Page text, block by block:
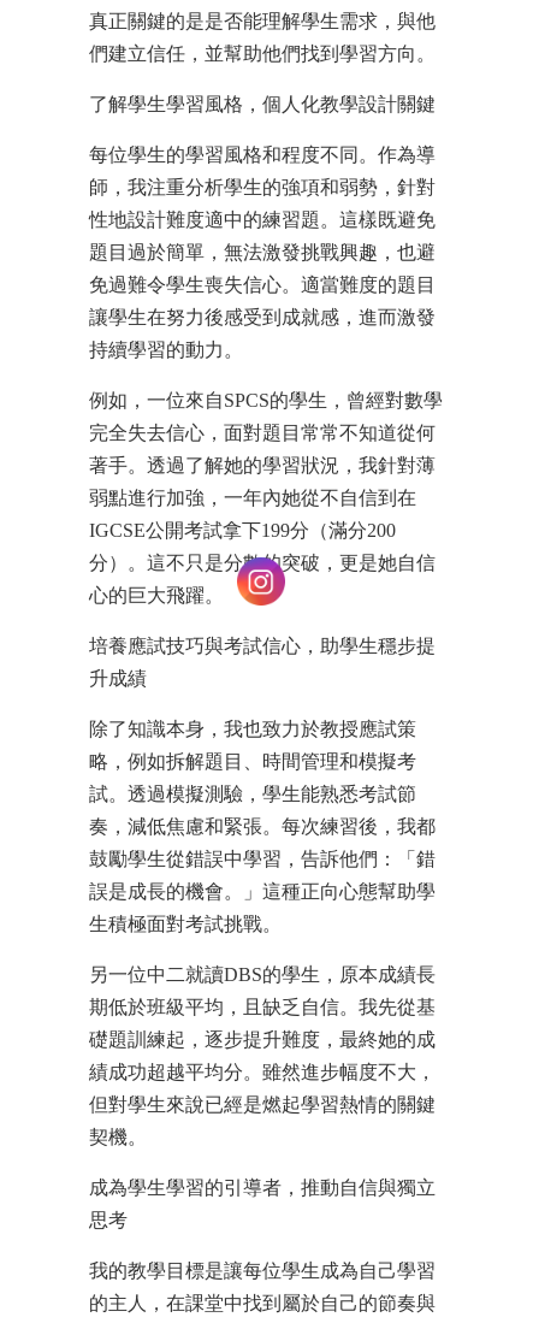
真正關鍵的是是否能理解學生需求，與他
們建立信任，並幫助他們找到學習方向。
了解學生學習風格，個人化教學設計關鍵
每位學生的學習風格和程度不同。作為導
師，我注重分析學生的強項和弱勢，針對
性地設計難度適中的練習題。這樣既避免
題目過於簡單，無法激發挑戰興趣，也避
免過難令學生喪失信心。適當難度的題目
讓學生在努力後感受到成就感，進而激發
持續學習的動力。
例如，一位來自SPCS的學生，曾經對數學
完全失去信心，面對題目常常不知道從何
著手。透過了解她的學習狀況，我針對薄
弱點進行加強，一年內她從不自信到在
IGCSE公開考試拿下199分（滿分200
分）。這不只是分數的突破，更是她自信
心的巨大飛躍。
培養應試技巧與考試信心，助學生穩步提
升成績
除了知識本身，我也致力於教授應試策
略，例如拆解題目、時間管理和模擬考
試。透過模擬測驗，學生能熟悉考試節
奏，減低焦慮和緊張。每次練習後，我都
鼓勵學生從錯誤中學習，告訴他們：「錯
誤是成長的機會。」這種正向心態幫助學
生積極面對考試挑戰。
另一位中二就讀DBS的學生，原本成績長
期低於班級平均，且缺乏自信。我先從基
礎題訓練起，逐步提升難度，最終她的成
績成功超越平均分。雖然進步幅度不大，
但對學生來說已經是燃起學習熱情的關鍵
契機。
成為學生學習的引導者，推動自信與獨立
思考
我的教學目標是讓每位學生成為自己學習
的主人，在課堂中找到屬於自己的節奏與